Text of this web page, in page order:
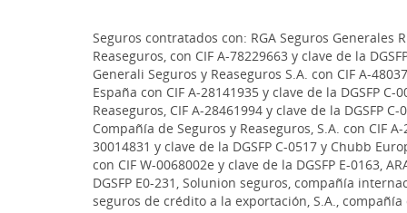
Seguros contratados con: RGA Seguros Generales
Reaseguros, con CIF A-78229663 y clave de la
Generali Seguros y Reaseguros S.A. con CIF A-
España con CIF A-28141935 y clave de la DGSFP
Reaseguros, CIF A-28461994 y clave de la DGSFP
Compañía de Seguros y Reaseguros, S.A. con CIF
30014831 y clave de la DGSFP C-0517 y Chubb
con CIF W-0068002e y clave de la DGSFP E-0163,
DGSFP E0-231, Solunion seguros, compañía
seguros de crédito a la exportación, S.A., compañía